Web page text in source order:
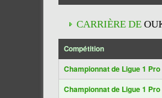
CARRIÈRE DE
Compétition
Championnat de Ligue 1
Championnat de Ligue 1